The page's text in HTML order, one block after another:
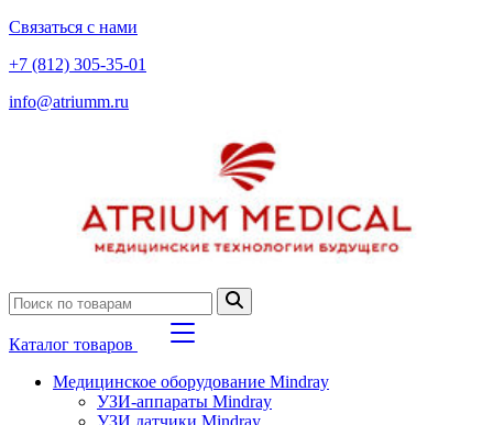
Связаться с нами
+7 (812) 305-35-01
info@atriumm.ru
Каталог товаров
Медицинское оборудование Mindray
УЗИ-аппараты Mindray
УЗИ датчики Mindray